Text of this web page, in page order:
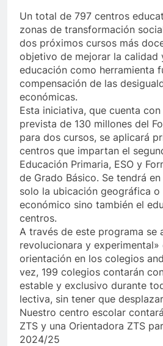
Un total de 797 centros
zonas de transformación
dos próximos cursos más
objetivo de mejorar la calidad
educación como herramienta
compensación de las
económicas.
Esta iniciativa, que cuenta
prevista de 130 millones del
para dos cursos, se aplicará
centros que impartan el
Educación Primaria, ESO y
de Grado Básico. Se tendrá
solo la ubicación geográfica
económico sino también el
centros.
A través de este programa se
revolucionara y
orientación en los colegios
vez, 199 colegios contarán
estable y exclusivo durante
lectiva, sin tener que
Nuestro centro escolar
ZTS y una Orientadora ZTS
2024/25